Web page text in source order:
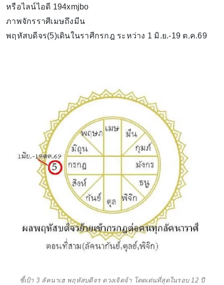
หรือไลน์ไอดี 194xmjbo
ภาพจักรราศีเมษถึงมีน
พฤหัสบดีจร(5)เดินในราศีกรกฎ ระหว่าง 1 มิ.ย.-19 ต.ค.69
ชี้เป้า 3 ลัคนาเฮ พฤหัสบดีจร ดวงเจิดจ้า โดดเด่นที่สุดในรอบ 12 ปี